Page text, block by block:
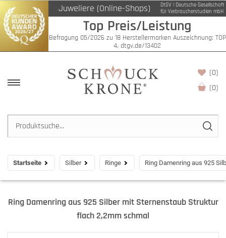
Juweliere (Online-Shops)
DtGV | Deutsche Gesellschaft
für Verbraucherstudien mbH
Top Preis/Leistung
Befragung 05/2026 zu 18 Herstellermarken Auszeichnung: TOP
4, dtgv.de/13402
(0)
(0)
Startseite Silber Ringe Ring Damenring aus 925
Ring Damenring aus 925 Silber mit Sternenstaub Struktur
flach 2,2mm schmal